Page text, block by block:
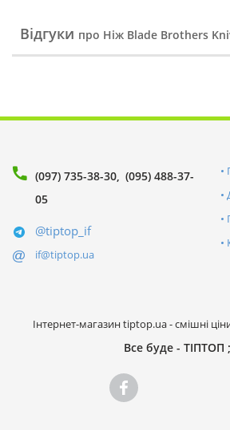
Відгуки про Ніж Blade Brothers
(097) 735-38-30 (095) 488-37-
05
@tiptop_if
if@tiptop.ua
Інтернет-магазин tiptop.ua - смішні
Все буде - ТІПТОП